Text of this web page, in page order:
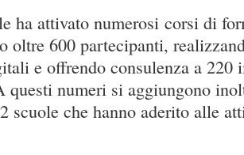
ha attivato numerosi corsi di
oltre 600 partecipanti,
e offrendo consulenza a 220
questi numeri si aggiungono
scuole che hanno aderito alle